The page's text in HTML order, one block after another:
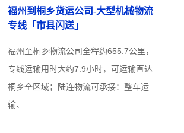
福州到桐乡货运公司-大型机械物流
专线「市县闪送」
福州至桐乡物流公司全程约655.7公里，
专线运输用时大约7.9小时，可运输直达
桐乡全区域；陆连物流可承接：整车运
输、